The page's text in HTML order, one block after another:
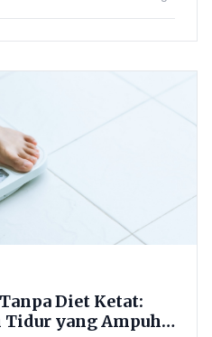
Diet Ketat:
Tidur yang Ampuh